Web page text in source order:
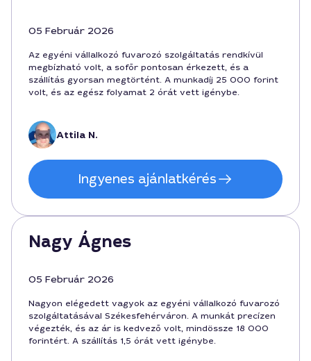
05 Február 2026
Az egyéni vállalkozó fuvarozó szolgáltatás rendkívül
megbízható volt, a sofőr pontosan érkezett, és a
szállítás gyorsan megtörtént. A munkadíj 25 000 forint
volt, és az egész folyamat 2 órát vett igénybe.
Attila N.
Ingyenes ajánlatkérés
Nagy Ágnes
05 Február 2026
Nagyon elégedett vagyok az egyéni vállalkozó fuvarozó
szolgáltatásával Székesfehérváron. A munkát precízen
végezték, és az ár is kedvező volt, mindössze 18 000
forintért. A szállítás 1,5 órát vett igénybe.